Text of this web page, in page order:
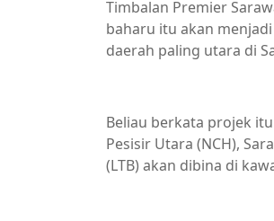
Timbalan Premier
baharu itu akan
daerah paling utara di
Beliau berkata projek
Pesisir Utara (NCH),
(LTB) akan dibina di